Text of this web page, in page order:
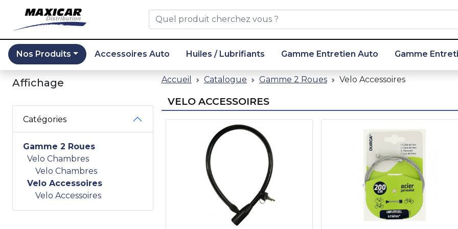
Nos Produits Accessoires Auto Huiles / Lubrifiants Gamme Entretien Auto Gamme
Affichage
Catégories
Gamme 2 Roues
Velo Chambres
Velo Chambres
Velo Accessoires
Velo Accessoires
Accueil Catalogue Gamme 2 Roues Velo Accessoires
VELO ACCESSOIRES